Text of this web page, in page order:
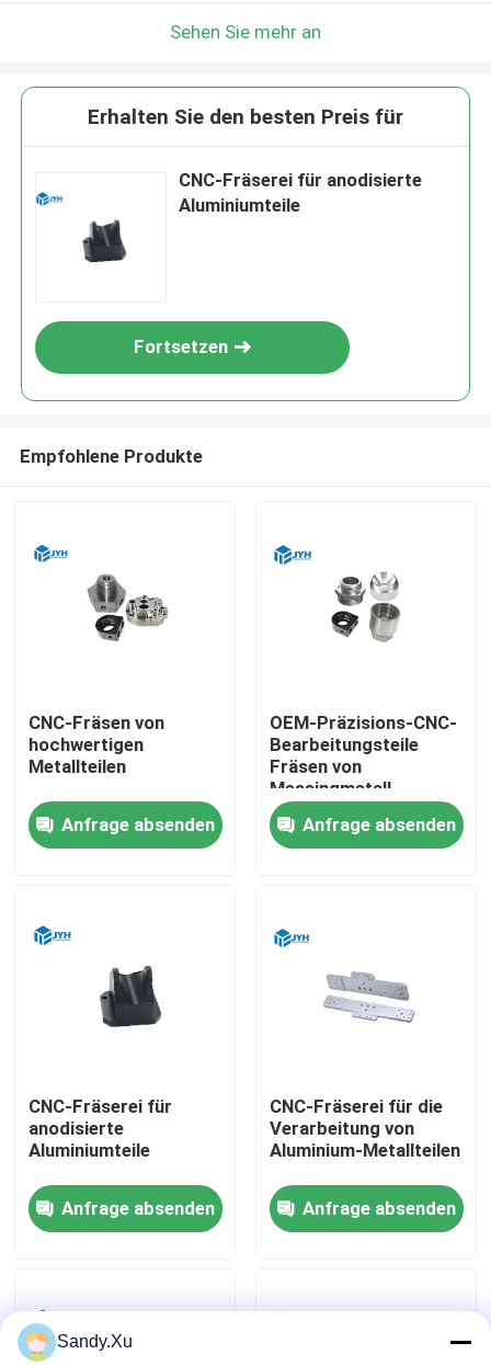
Haus
Dienstleistungen
Über uns
Fabrik-Ausflug
Treten Sie mit uns in Verbindung
Nachrichten
Fordern Sie ein Zitat
Sehen Sie mehr an
Erhalten Sie den besten Preis für
CNC-Fräserei für anodisierte
Aluminiumteile
Fortsetzen
Empfohlene Produkte
CNC-Fräsen von
hochwertigen
Metallteilen
Anfrage absenden
OEM-Präzisions-CNC-
Bearbeitungsteile
Fräsen von
Messingmetall
Anfrage absenden
CNC-Fräserei für
anodisierte
Aluminiumteile
Anfrage absenden
CNC-Fräserei für die
Verarbeitung von
Aluminium-Metallteilen
Anfrage absenden
Sandy.Xu